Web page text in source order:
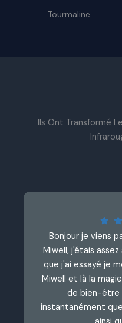
Tourmaline
Ils Ont Transformé
Bonjour je viens
Miwell, j'étais
que j'ai essayé je
Miwell et là la
de bien-être
instantanément